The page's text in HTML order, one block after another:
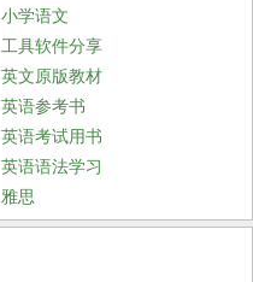
小学语文
工具软件分享
英文原版教材
英语参考书
英语考试用书
英语语法学习
雅思